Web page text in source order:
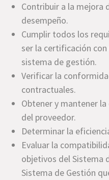
Contribuir a la mejora
desempeño.
Cumplir todos los
ser la certificación
sistema de gestión.
Verificar la
contractuales.
Obtener y mantener
del proveedor.
Determinar la
Evaluar la
objetivos del Sistema
Sistema de Gestión